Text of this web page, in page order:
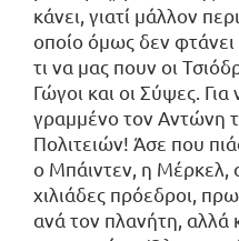
κάνει, γιατί μάλλον
οποίο όμως δεν
τι να μας πουν οι
Γώγοι και οι Σύψες.
γραμμένο τον Αντώνη
Πολιτειών! Άσε που
ο Μπάιντεν, η Μέρκελ,
χιλιάδες πρόεδροι,
ανά τον πλανήτη, αλλά